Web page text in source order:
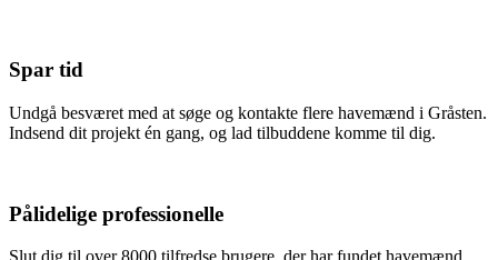
Spar tid
Undgå besværet med at søge og kontakte flere havemænd i Gråsten.
Indsend dit projekt én gang, og lad tilbuddene komme til dig.
Pålidelige professionelle